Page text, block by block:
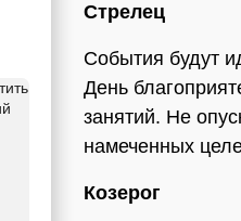
Стрелец
События будут
День
занятий. Не
намеченных
Козерог